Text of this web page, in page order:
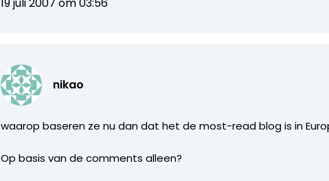
nikao
waarop baseren ze nu dan dat het de most-read blog is in
Op basis van de comments alleen?